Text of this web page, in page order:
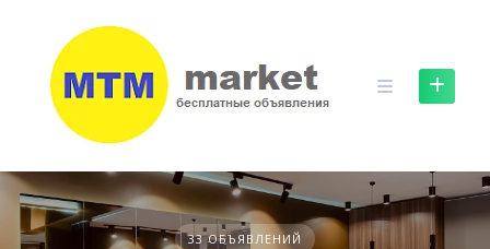
content
33 ОБЪЯВЛЕНИЙ